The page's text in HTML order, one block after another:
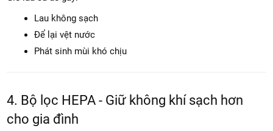
Sàn gỗ
Gạch men
Sàn đá
Lau không sạch
Để lại vệt nước